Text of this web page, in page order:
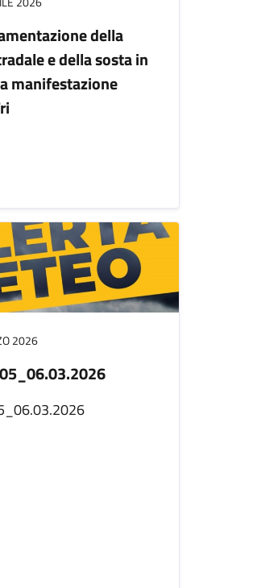
della
e della sosta in
manifestazione
2026